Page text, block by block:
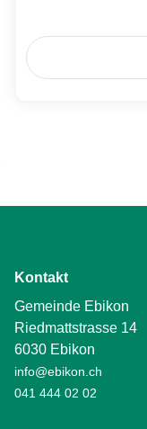
Kontakt
Gemeinde Ebikon
Riedmattstrasse 14
6030 Ebikon
info@ebikon.ch
041 444 02 02